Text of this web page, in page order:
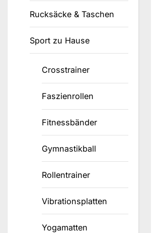
Rucksäcke & Taschen
Sport zu Hause
Crosstrainer
Faszienrollen
Fitnessbänder
Gymnastikball
Rollentrainer
Vibrationsplatten
Yogamatten